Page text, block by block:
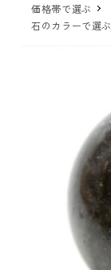
価格帯で選ぶ
石のカラーで選ぶ